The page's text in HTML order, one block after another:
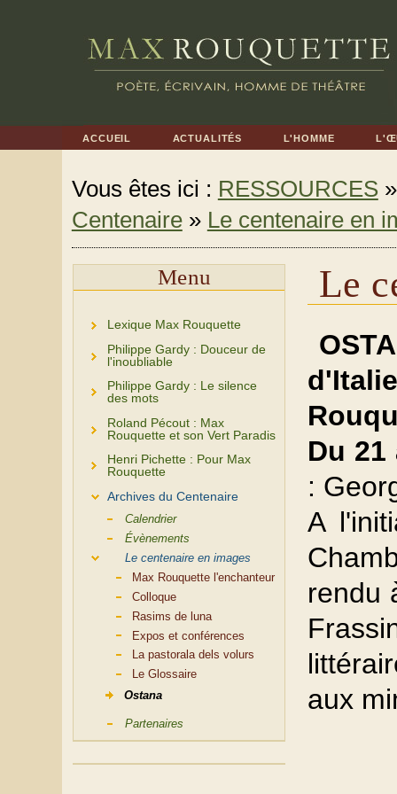
ACCUEIL ACTUALITÉS L'HOMME
Vous êtes ici : RESSOURCES
Centenaire» Le centenaire en
Menu
Lexique Max Rouquette
Philippe Gardy : Douceur de
l'inoubliable
Philippe Gardy : Le silence
des mots
Roland Pécout : Max
Rouquette et son Vert Paradis
Henri Pichette : Pour Max
Rouquette
Archives du Centenaire
Calendrier
Évènements
Le centenaire en images
Max Rouquette l'enchanteur
Colloque
Rasims de luna
Expos et conférences
La pastorala dels volurs
Le Glossaire
Ostana
Partenaires
Le
Du 21
:
A
rendu
aux